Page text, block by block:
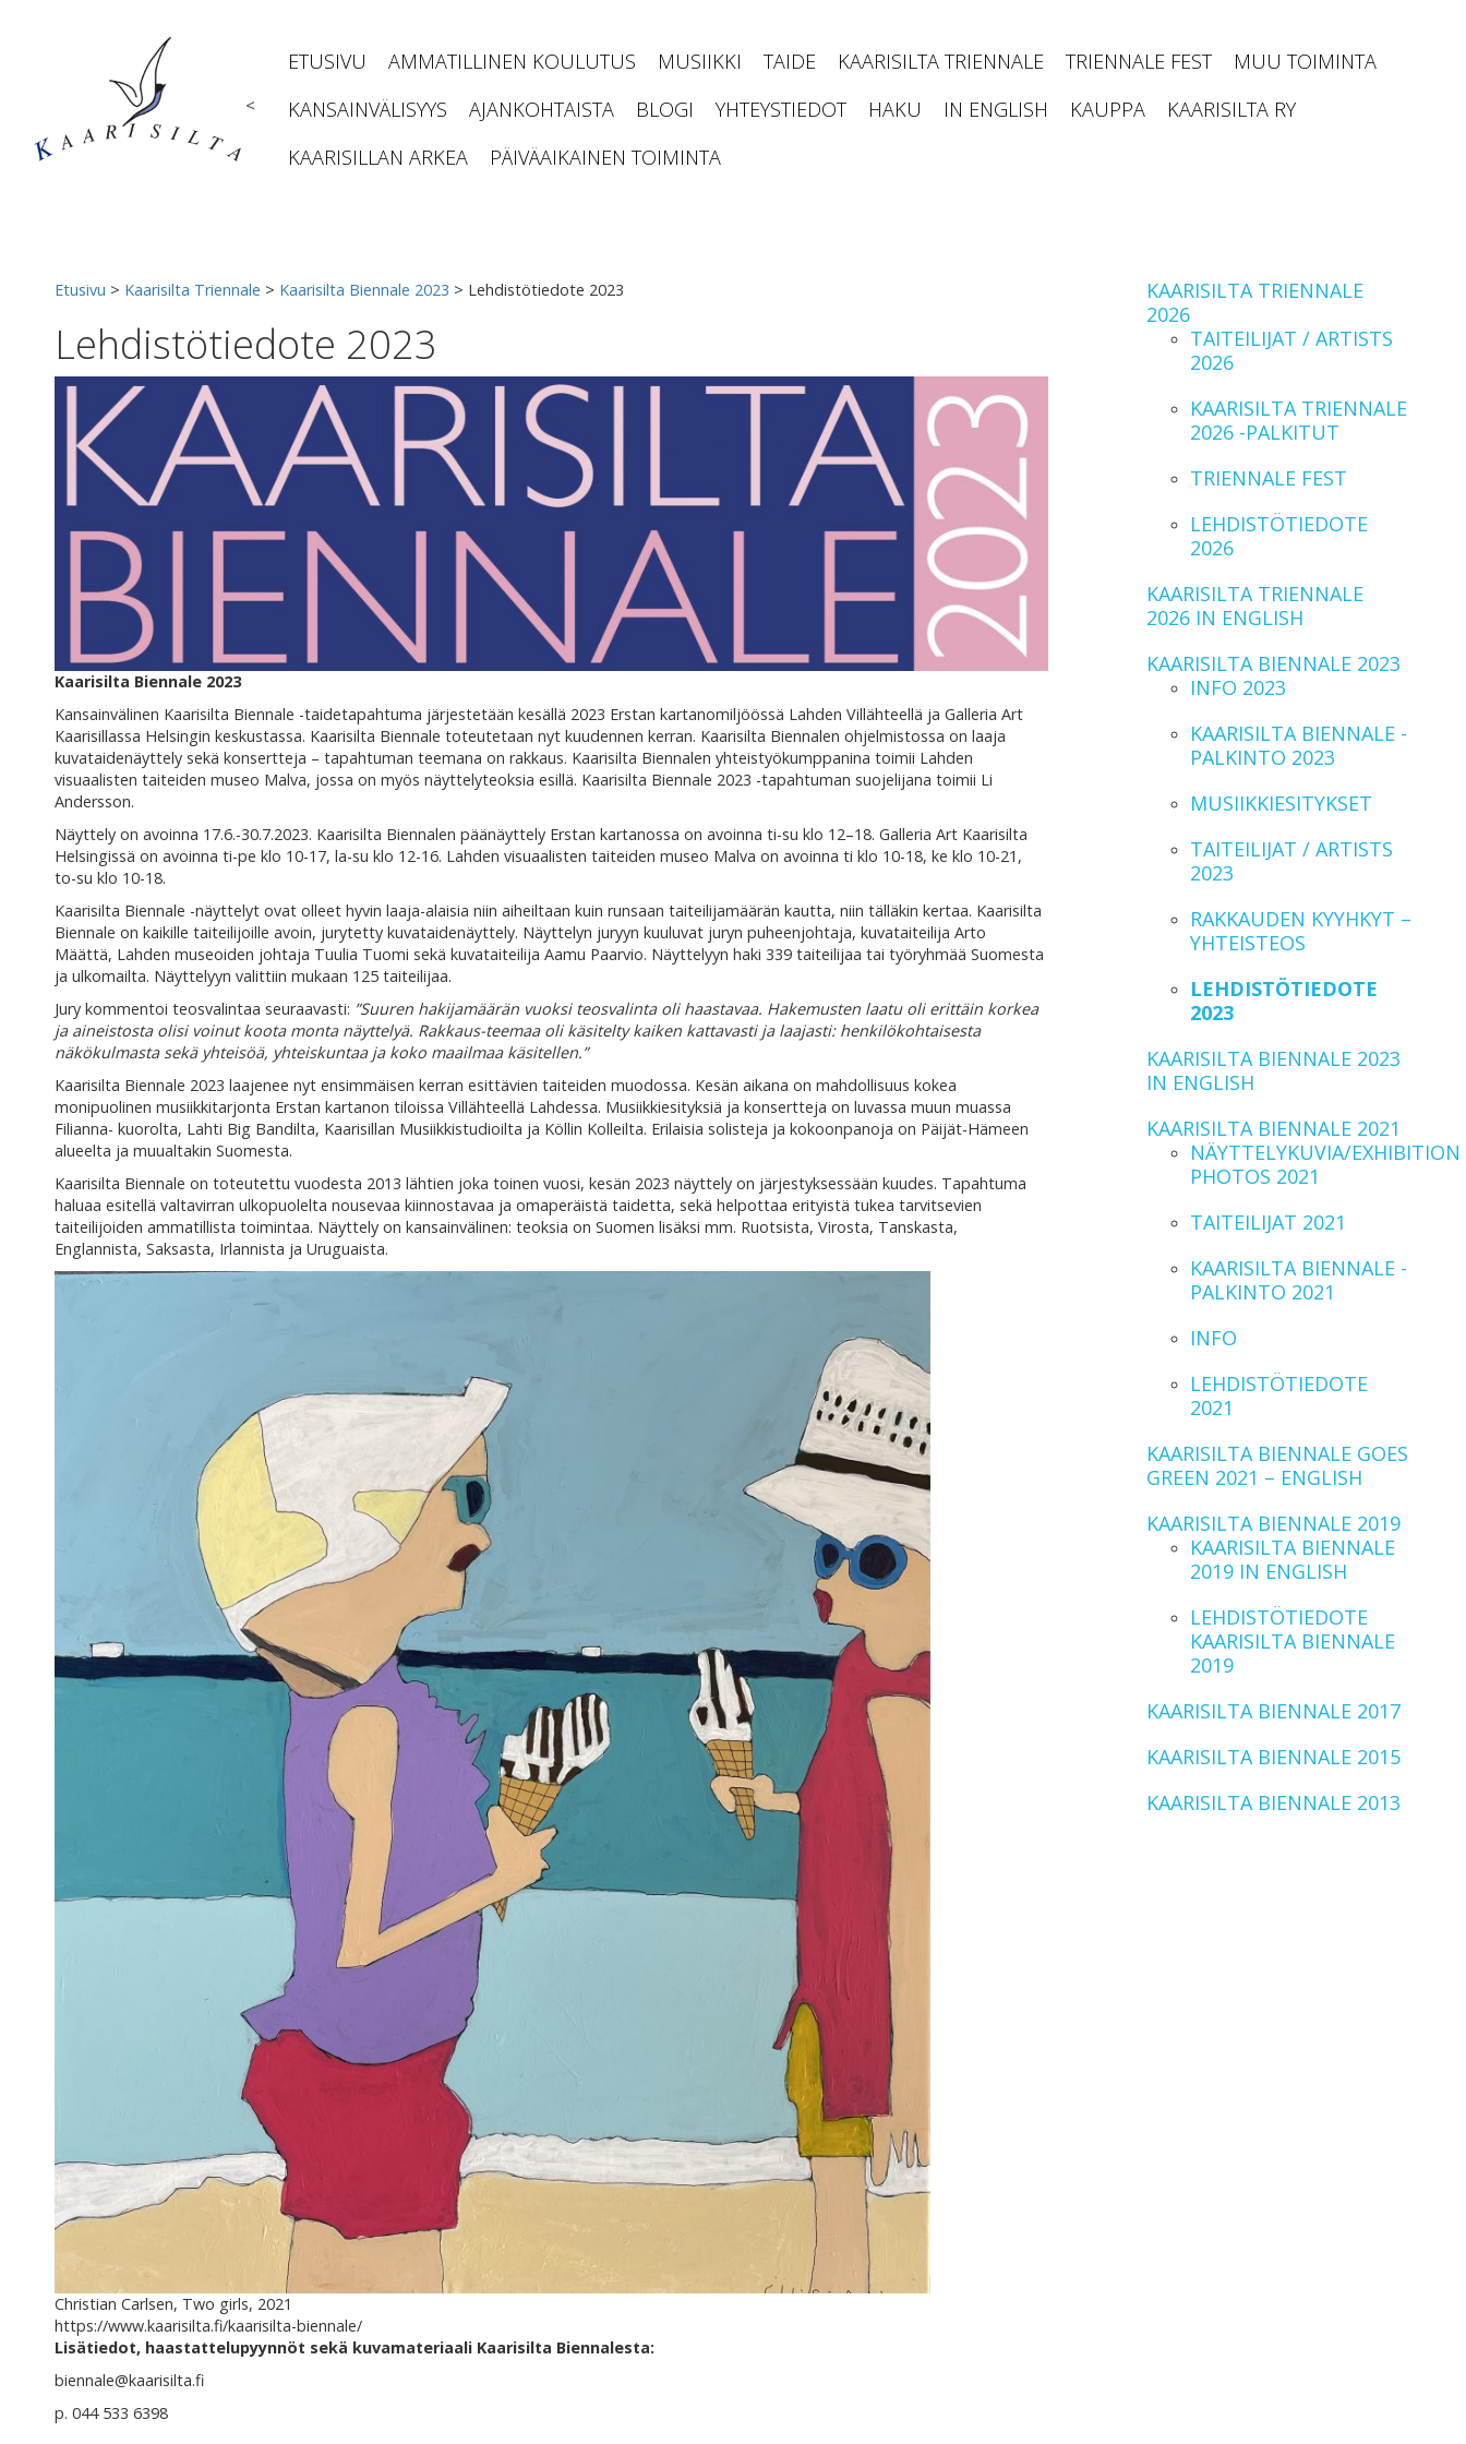
<
ETUSIVU AMMATILLINEN KOULUTUS MUSIIKKI TAIDE KAARISILTA TRIENNALE TRIENNALE FEST
MUU TOIMINTA
KANSAINVÄLISYYS
AJANKOHTAISTA BLOGI YHTEYSTIEDOT HAKU IN ENGLISH KAUPPA
KAARISILTA RY
KAARISILLAN ARKEA
PÄIVÄAIKAINEN TOIMINTA
Etusivu > Kaarisilta Triennale > Kaarisilta Biennale 2023 > Lehdistötiedote 2023
Lehdistötiedote 2023
Kaarisilta Biennale 2023
Kansainvälinen Kaarisilta Biennale -taidetapahtuma järjestetään kesällä 2023 Erstan kartanomiljöössä Lahden Villähteellä ja Galleria Art
Kaarisillassa Helsingin keskustassa. Kaarisilta Biennale toteutetaan nyt kuudennen kerran. Kaarisilta Biennalen ohjelmistossa on laaja
kuvataidenäyttely sekä konsertteja – tapahtuman teemana on rakkaus. Kaarisilta Biennalen yhteistyökumppanina toimii Lahden
visuaalisten taiteiden museo Malva, jossa on myös näyttelyteoksia esillä. Kaarisilta Biennale 2023 -tapahtuman suojelijana toimii Li
Andersson.
Näyttely on avoinna 17.6.-30.7.2023. Kaarisilta Biennalen päänäyttely Erstan kartanossa on avoinna ti-su klo 12–18. Galleria Art Kaarisilta
Helsingissä on avoinna ti-pe klo 10-17, la-su klo 12-16. Lahden visuaalisten taiteiden museo Malva on avoinna ti klo 10-18, ke klo 10-21,
to-su klo 10-18.
Kaarisilta Biennale -näyttelyt ovat olleet hyvin laaja-alaisia niin aiheiltaan kuin runsaan taiteilijamäärän kautta, niin tälläkin kertaa. Kaarisilta
Biennale on kaikille taiteilijoille avoin, jurytetty kuvataidenäyttely. Näyttelyn juryyn kuuluvat juryn puheenjohtaja, kuvataiteilija Arto
Määttä, Lahden museoiden johtaja Tuulia Tuomi sekä kuvataiteilija Aamu Paarvio. Näyttelyyn haki 339 taiteilijaa tai työryhmää Suomesta
ja ulkomailta. Näyttelyyn valittiin mukaan 125 taiteilijaa.
Jury kommentoi teosvalintaa seuraavasti: ”Suuren hakijamäärän vuoksi teosvalinta oli haastavaa. Hakemusten laatu oli erittäin korkea
ja aineistosta olisi voinut koota monta näyttelyä. Rakkaus-teemaa oli käsitelty kaiken kattavasti ja laajasti: henkilökohtaisesta
näkökulmasta sekä yhteisöä, yhteiskuntaa ja koko maailmaa käsitellen.”
Kaarisilta Biennale 2023 laajenee nyt ensimmäisen kerran esittävien taiteiden muodossa. Kesän aikana on mahdollisuus kokea
monipuolinen musiikkitarjonta Erstan kartanon tiloissa Villähteellä Lahdessa. Musiikkiesityksiä ja konsertteja on luvassa muun muassa
Filianna- kuorolta, Lahti Big Bandilta, Kaarisillan Musiikkistudioilta ja Köllin Kolleilta. Erilaisia solisteja ja kokoonpanoja on Päijät-Hämeen
alueelta ja muualtakin Suomesta.
Kaarisilta Biennale on toteutettu vuodesta 2013 lähtien joka toinen vuosi, kesän 2023 näyttely on järjestyksessään kuudes. Tapahtuma
haluaa esitellä valtavirran ulkopuolelta nousevaa kiinnostavaa ja omaperäistä taidetta, sekä helpottaa erityistä tukea tarvitsevien
taiteilijoiden ammatillista toimintaa. Näyttely on kansainvälinen: teoksia on Suomen lisäksi mm. Ruotsista, Virosta, Tanskasta,
Englannista, Saksasta, Irlannista ja Uruguaista.
Christian Carlsen, Two girls, 2021
https://www.kaarisilta.fi/kaarisilta-biennale/
Lisätiedot, haastattelupyynnöt sekä kuvamateriaali Kaarisilta Biennalesta:
biennale@kaarisilta.fi
p. 044 533 6398
KAARISILTA TRIENNALE
2026
TAITEILIJAT / ARTISTS
2026
KAARISILTA TRIENNALE
2026 -PALKITUT
TRIENNALE FEST
LEHDISTÖTIEDOTE
2026
KAARISILTA TRIENNALE
2026 IN ENGLISH
KAARISILTA BIENNALE 2023
INFO 2023
KAARISILTA BIENNALE -
PALKINTO 2023
MUSIIKKIESITYKSET
TAITEILIJAT / ARTISTS
2023
RAKKAUDEN KYYHKYT –
YHTEISTEOS
LEHDISTÖTIEDOTE
2023
KAARISILTA BIENNALE 2023
IN ENGLISH
KAARISILTA BIENNALE 2021
NÄYTTELYKUVIA/EXHIBITION
PHOTOS 2021
TAITEILIJAT 2021
KAARISILTA BIENNALE -
PALKINTO 2021
INFO
LEHDISTÖTIEDOTE
2021
KAARISILTA BIENNALE GOES
GREEN 2021 – ENGLISH
KAARISILTA BIENNALE 2019
KAARISILTA BIENNALE
2019 IN ENGLISH
LEHDISTÖTIEDOTE
KAARISILTA BIENNALE
2019
KAARISILTA BIENNALE 2017
KAARISILTA BIENNALE 2015
KAARISILTA BIENNALE 2013